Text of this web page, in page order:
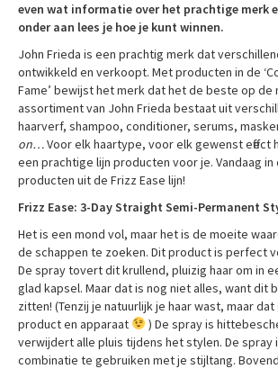
even wat informatie over het prachtige merk
onder aan lees je hoe je kunt winnen.
John Frieda is een prachtig merk dat
ontwikkeld en verkoopt. Met producten in de
Fame’ bewijst het merk dat het de beste op de
assortiment van John Frieda bestaat uit
haarverf, shampoo, conditioner, serums,
on…Voor elk haartype, voor elk gewenst effect
een prachtige lijn producten voor je. Vandaag
producten uit de Frizz Ease lijn!
Frizz Ease: 3-Day Straight Semi-Permanent
Het is een mond vol, maar het is de moeite
de schappen te zoeken. Dit product is perfect
De spray tovert dit krullend, pluizig haar om in
glad kapsel. Maar dat is nog niet alles, want dit
zitten! (Tenzij je natuurlijk je haar wast, maar
product en apparaat
) De spray is
verwijdert alle pluis tijdens het stylen. De spray
combinatie te gebruiken met je stijltang.